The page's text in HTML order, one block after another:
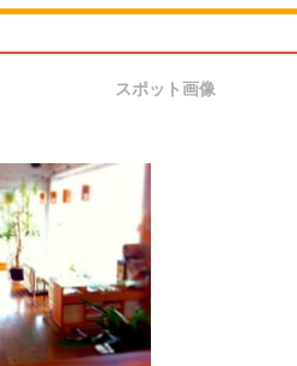
スポット画像